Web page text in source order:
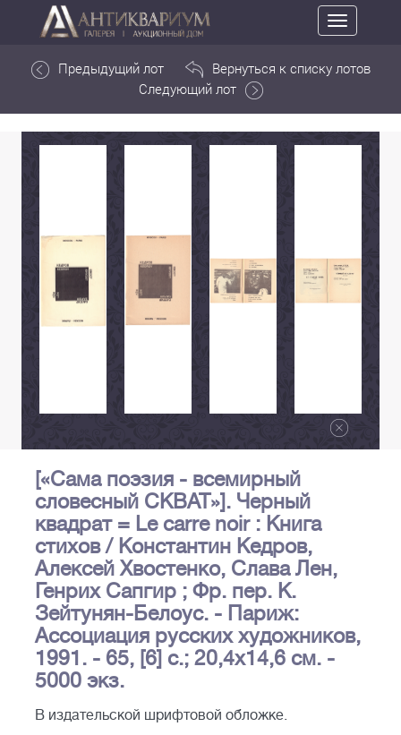
Toggle
navigation
Предыдущий лот
Вернуться к списку лотов
Следующий лот
[«Сама поэзия - всемирный
словесный СКВАТ»]. Черный
квадрат = Le carre noir : Книга
стихов / Константин Кедров,
Алексей Хвостенко, Слава Лен,
Генрих Сапгир ; Фр. пер. К.
Зейтунян-Белоус. - Париж:
Ассоциация русских художников,
1991. - 65, [6] c.; 20,4х14,6 см. -
5000 экз.
В издательской шрифтовой обложке.